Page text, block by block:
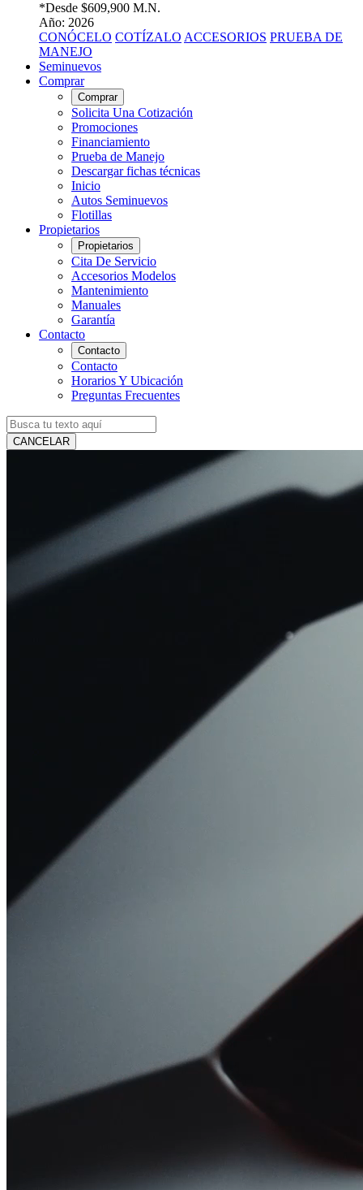
*Desde $609,900 M.N.
Año: 2026
CONÓCELO COTÍZALO ACCESORIOS PRUEBA DE
MANEJO
Seminuevos
Comprar
Comprar
Solicita Una Cotización
Promociones
Financiamiento
Prueba de Manejo
Descargar fichas técnicas
Inicio
Autos Seminuevos
Flotillas
Propietarios
Propietarios
Cita De Servicio
Accesorios Modelos
Mantenimiento
Manuales
Garantía
Contacto
Contacto
Contacto
Horarios Y Ubicación
Preguntas Frecuentes
CANCELAR